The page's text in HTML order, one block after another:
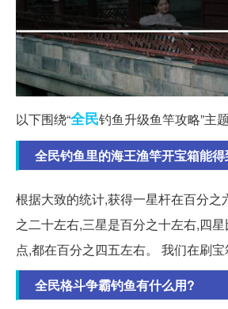
以下围绕“全民钓鱼升级鱼竿攻略”主
全民钓鱼里的海王渔竿开宝箱能
根据大致的统计,获得一星杆在百分之
之二十左右,三星是百分之十左右,四
点,都在百分之四五左右。 我们在刷宝
全民格斗争霸钓鱼有什么用?